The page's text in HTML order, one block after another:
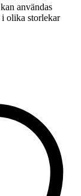
användas
olika storlekar